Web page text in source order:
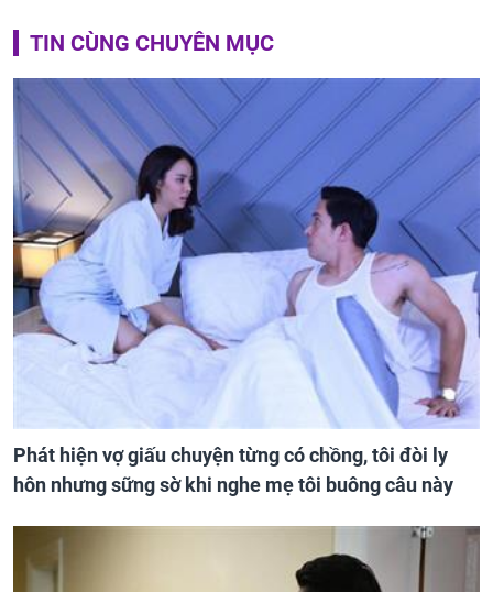
TIN CÙNG CHUYÊN MỤC
Phát hiện vợ giấu chuyện từng có chồng, tôi đòi ly
hôn nhưng sững sờ khi nghe mẹ tôi buông câu này